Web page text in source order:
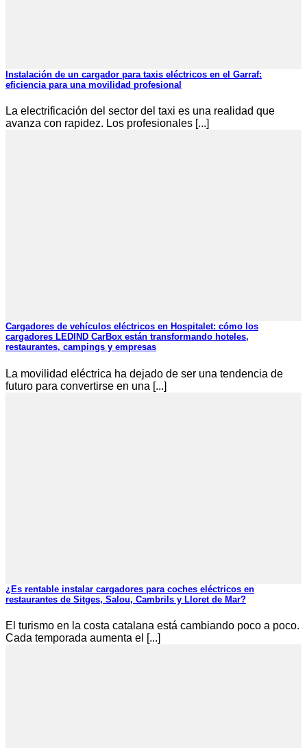
Instalación de un cargador para taxis eléctricos en el Garraf:
eficiencia para una movilidad profesional
La electrificación del sector del taxi es una realidad que
avanza con rapidez. Los profesionales [...]
Cargadores de vehículos eléctricos en Hospitalet: cómo los
cargadores LEDIND CarBox están transformando hoteles,
restaurantes, campings y empresas
La movilidad eléctrica ha dejado de ser una tendencia de
futuro para convertirse en una [...]
¿Es rentable instalar cargadores para coches eléctricos en
restaurantes de Sitges, Salou, Cambrils y Lloret de Mar?
El turismo en la costa catalana está cambiando poco a poco.
Cada temporada aumenta el [...]